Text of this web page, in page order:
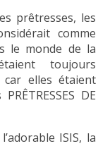
prêtresses, les
comme
le monde de la
toujours
elles étaient
DE
ISIS, la